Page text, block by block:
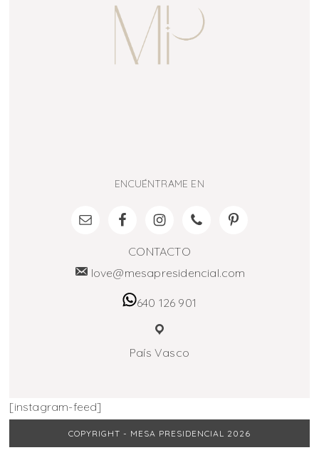
ENCUÉNTRAME EN
CONTACTO
love@mesapresidencial.com
640 126 901
País Vasco
[instagram-feed]
COPYRIGHT - MESA PRESIDENCIAL 2026